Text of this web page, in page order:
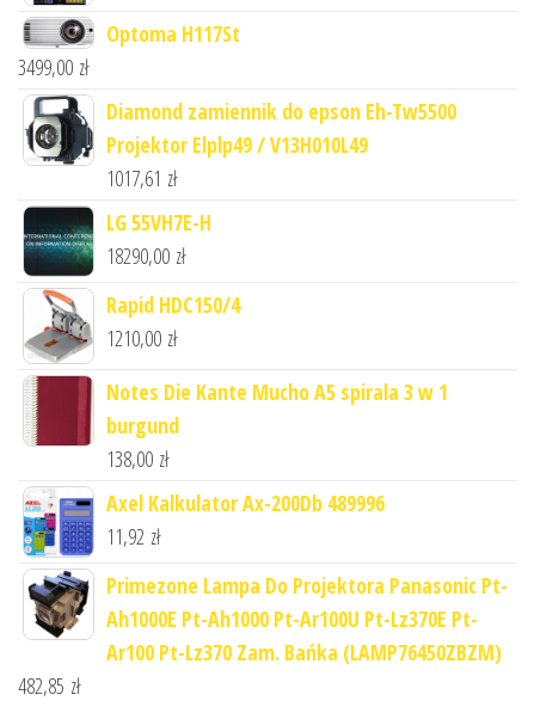
Optoma H117St
3499,00 zł
Diamond zamiennik do epson Eh-Tw5500
Projektor Elplp49 / V13H010L49
1017,61 zł
LG 55VH7E-H
18290,00 zł
Rapid HDC150/4
1210,00 zł
Notes Die Kante Mucho A5 spirala 3 w 1
burgund
138,00 zł
Axel Kalkulator Ax-200Db 489996
11,92 zł
Primezone Lampa Do Projektora Panasonic Pt-
Ah1000E Pt-Ah1000 Pt-Ar100U Pt-Lz370E Pt-
Ar100 Pt-Lz370 Zam. Bańka (LAMP76450ZBZM)
482,85 zł